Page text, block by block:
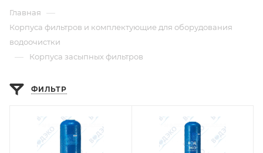
Главная —
Корпуса фильтров и комплектующие для оборудования
водоочистки
— Корпуса засыпных фильтров
ФИЛЬТР